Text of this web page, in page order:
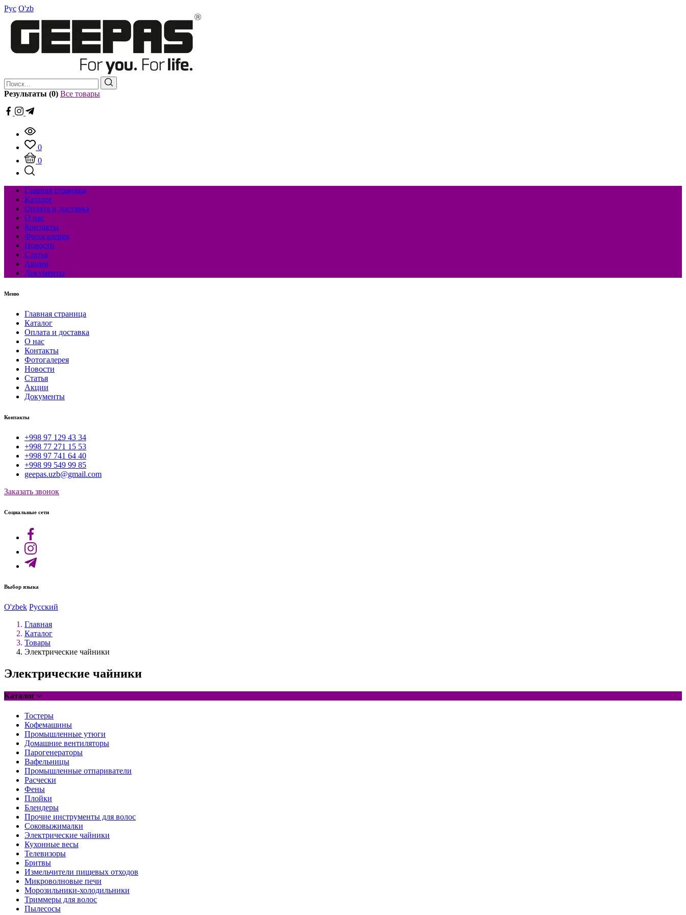
Рус O'zb
Результаты (0) Все товары
0
0
Главная страница
Каталог
Оплата и доставка
О нас
Контакты
Фотогалерея
Новости
Статья
Акции
Документы
Меню
Главная страница
Каталог
Оплата и доставка
О нас
Контакты
Фотогалерея
Новости
Статья
Акции
Документы
Контакты
+998 97 129 43 34
+998 77 271 15 53
+998 97 741 64 40
+998 99 549 99 85
geepas.uzb@gmail.com
Заказать звонок
Социальные сети
Выбор языка
O'zbek Русский
Главная
Каталог
Товары
Электрические чайники
Электрические чайники
Каталог
Тостеры
Кофемашины
Промышленные утюги
Домашние вентиляторы
Парогенераторы
Вафельницы
Промышленные отпариватели
Расчески
Фены
Плойки
Блендеры
Прочие инструменты для волос
Соковыжималки
Электрические чайники
Кухонные весы
Телевизоры
Бритвы
Измельчители пищевых отходов
Микроволновые печи
Морозильники-холодильники
Триммеры для волос
Пылесосы